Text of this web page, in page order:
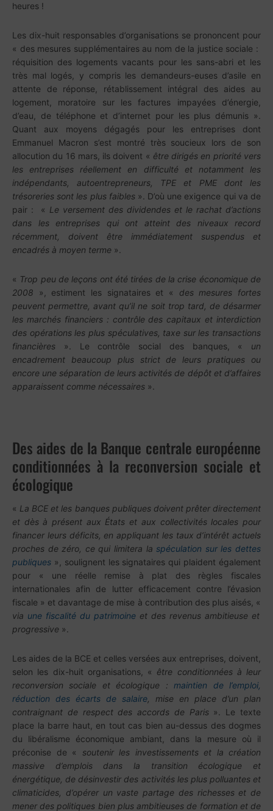
heures !
Les dix-huit responsables d’organisations se prononcent pour
« des mesures supplémentaires au nom de la justice sociale :
réquisition des logements vacants pour les sans-abri et les
très mal logés, y compris les demandeurs-euses d’asile en
attente de réponse, rétablissement intégral des aides au
logement, moratoire sur les factures impayées d’énergie,
d’eau, de téléphone et d’internet pour les plus démunis ».
Quant aux moyens dégagés pour les entreprises dont
Emmanuel Macron s’est montré très soucieux lors de son
allocution du 16 mars, ils doivent « être dirigés en priorité vers
les entreprises réellement en difficulté et notamment les
indépendants, autoentrepreneurs, TPE et PME dont les
trésoreries sont les plus faibles». D’où une exigence qui va de
pair : « Le versement des dividendes et le rachat d’actions
dans les entreprises qui ont atteint des niveaux record
récemment, doivent être immédiatement suspendus et
encadrés à moyen terme ».
« Trop peu de leçons ont été tirées de la crise économique de
2008 », estiment les signataires et « des mesures fortes
peuvent permettre, avant qu’il ne soit trop tard, de désarmer
les marchés financiers : contrôle des capitaux et interdiction
des opérations les plus spéculatives, taxe sur les transactions
financières ». Le contrôle social des banques, « un
encadrement beaucoup plus strict de leurs pratiques ou
encore une séparation de leurs activités de dépôt et d’affaires
apparaissent comme nécessaires ».
Des aides de la Banque centrale européenne
conditionnées à la reconversion sociale et
écologique
« La BCE et les banques publiques doivent prêter directement
et dès à présent aux États et aux collectivités locales pour
financer leurs déficits, en appliquant les taux d’intérêt actuels
proches de zéro, ce qui limitera laspéculation sur les dettes
publiques », soulignent les signataires qui plaident également
pour « une réelle remise à plat des règles fiscales
internationales afin de lutter efficacement contre l’évasion
fiscale » et davantage de mise à contribution des plus aisés, «
via une fiscalité du patrimoine et des revenus ambitieuse et
progressive ».
Les aides de la BCE et celles versées aux entreprises, doivent,
selon les dix-huit organisations, « être conditionnées à leur
reconversion sociale et écologique : maintien de l’emploi,
réduction des écarts de salaire , mise en place d’un plan
contraignant de respect des accords de Paris». Le texte
place la barre haut, en tout cas bien au-dessus des dogmes
du libéralisme économique ambiant, dans la mesure où il
préconise de « soutenir les investissements et la création
massive d’emplois dans la transition écologique et
énergétique, de désinvestir des activités les plus polluantes et
climaticides, d’opérer un vaste partage des richesses et de
mener des politiques bien plus ambitieuses de formation et de